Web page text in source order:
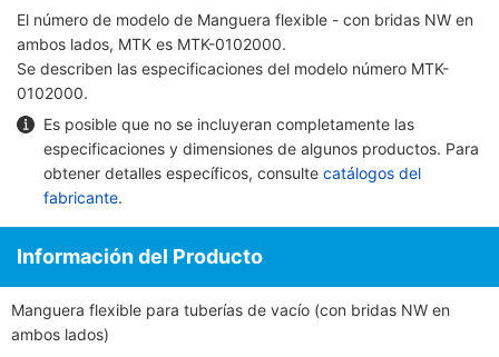
El número de modelo de Manguera flexible - con bridas NW en
ambos lados, MTK es MTK-0102000.
Se describen las especificaciones del modelo número MTK-
0102000.
Es posible que no se incluyeran completamente las
especificaciones y dimensiones de algunos productos. Para
obtener detalles específicos, consulte catálogos del
fabricante.
Información del Producto
Manguera flexible para tuberías de vacío (con bridas NW en
ambos lados)